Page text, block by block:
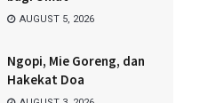
AUGUST 5, 2026
Ngopi, Mie Goreng, dan
Hakekat Doa